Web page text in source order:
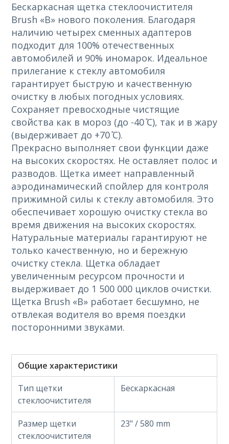
Бескаркасная щетка стеклоочистителя
Brush «B» нового поколения. Благодаря
наличию четырех сменных адаптеров
подходит для 100% отечественных
автомобилей и 90% иномарок. Идеальное
прилегание к стеклу автомобиля
гарантирует быструю и качественную
очистку в любых погодных условиях.
Сохраняет превосходные чистящие
свойства как в мороз (до -40 ̊С), так и в жару
(выдерживает до +70 ̊С).
Прекрасно выполняет свои функции даже
на высоких скоростях. Не оставляет полос и
разводов. Щетка имеет направленный
аэродинамический спойлер для контроля
прижимной силы к стеклу автомобиля. Это
обеспечивает хорошую очистку стекла во
время движения на высоких скоростях.
Натуральные материалы гарантируют не
только качественную, но и бережную
очистку стекла. Щетка обладает
увеличенным ресурсом прочности и
выдерживает до 1 500 000 циклов очистки.
Щетка Brush «B» работает бесшумно, не
отвлекая водителя во время поездки
посторонними звуками.
Общие характеристики
Тип щетки
стеклоочистителя
Бескаркасная
Размер щетки
стеклоочистителя
23" / 580 mm